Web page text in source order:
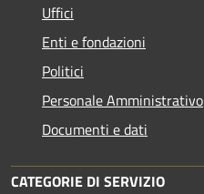
Uffici
Enti e fondazioni
Politici
Personale Amministrativo
Documenti e dati
CATEGORIE DI SERVIZIO